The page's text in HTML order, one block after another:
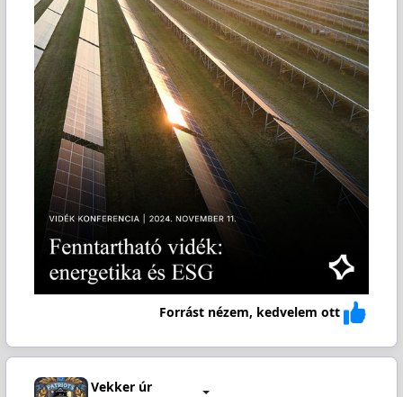
Forrást nézem, kedvelem ott
Vekker úr